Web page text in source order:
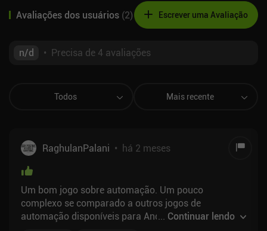
Avaliações dos usuários (2) Escrever uma Avaliação
n/d • Precisa de 4 avaliações
Todos Mais recente
RaghulanPalani • há 2 meses
Um bom jogo sobre automação. Um pouco
complexo se comparado a outros jogos de
automação disponíveis para Android. Mas, mesmo
... Continuar lendo